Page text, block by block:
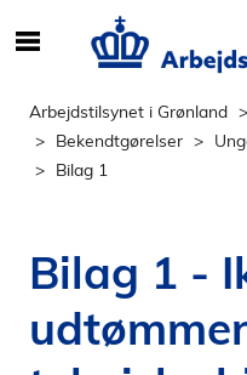
e
f
i
d
Arbejdstilsynet i Grønland
Bekendtgørelser
Bilag 1
Bilag 1 -